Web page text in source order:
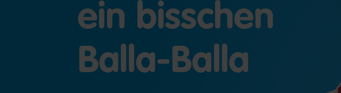
ein bisschen
Balla-Balla